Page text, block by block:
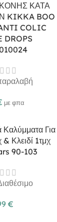
ΚΑΤΑ
KIKKA BOO
COLIC
DROPS
με φπα
Καλύμματα Για
Κλειδί 1τμχ
90-103
€